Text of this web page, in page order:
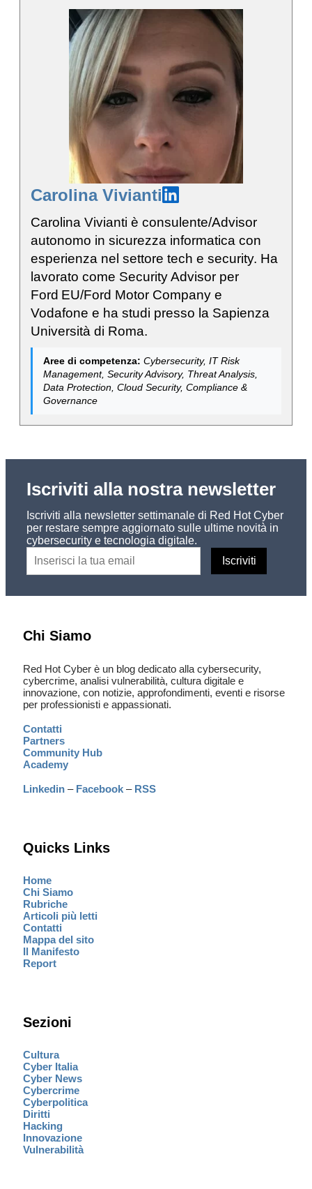
Carolina Vivianti
Carolina Vivianti è consulente/Advisor
autonomo in sicurezza informatica con
esperienza nel settore tech e security. Ha
lavorato come Security Advisor per
Ford EU/Ford Motor Company e
Vodafone e ha studi presso la Sapienza
Università di Roma.
Aree di competenza: Cybersecurity, IT Risk
Management, Security Advisory, Threat Analysis,
Data Protection, Cloud Security, Compliance &
Governance
Iscriviti alla nostra newsletter
Iscriviti alla newsletter settimanale di Red Hot Cyber
per restare sempre aggiornato sulle ultime novità in
cybersecurity e tecnologia digitale.
Chi Siamo
Red Hot Cyber è un blog dedicato alla cybersecurity,
cybercrime, analisi vulnerabilità, cultura digitale e
innovazione, con notizie, approfondimenti, eventi e risorse
per professionisti e appassionati.
Contatti
Partners
Community Hub
Academy
Linkedin – Facebook – RSS
Quicks Links
Home
Chi Siamo
Rubriche
Articoli più letti
Contatti
Mappa del sito
Il Manifesto
Report
Sezioni
Cultura
Cyber Italia
Cyber News
Cybercrime
Cyberpolitica
Diritti
Hacking
Innovazione
Vulnerabilità